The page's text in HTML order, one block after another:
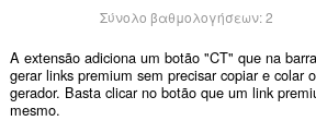
Σύνολο βαθμολογήσεων:2
A extensão adiciona um botão "CT" que na
gerar links premium sem precisar copiar e colar
gerador. Basta clicar no botão que um link
mesmo.